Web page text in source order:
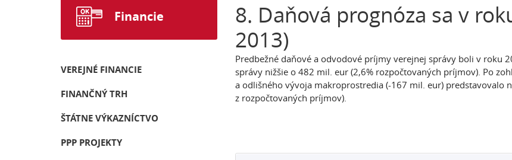
8. Daňová prognóza sa v
2013)
Predbežné daňové a odvodové príjmy verejnej správy boli v roku
správy nižšie o 482 mil. eur (2,6% rozpočtovaných príjmov). Po
a odlišného vývoja makroprostredia (-167 mil. eur) predstavovalo
z rozpočtovaných príjmov).
Financie
VEREJNÉ FINANCIE
FINANČNÝ TRH
ŠTÁTNE VÝKAZNÍCTVO
PPP PROJEKTY